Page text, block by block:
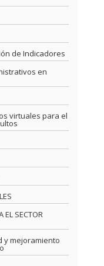
de Indicadores
en
virtuales para el
EL SECTOR
y mejoramiento